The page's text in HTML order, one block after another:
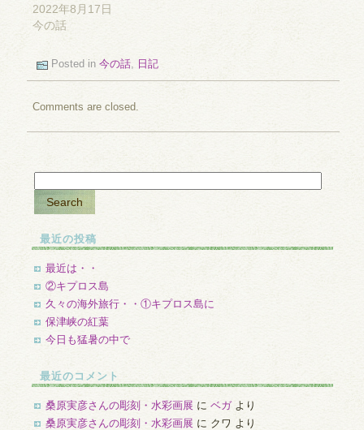
2022年8月17日
今の話
Posted in 今の話, 日記
Comments are closed.
最近の投稿
最近は・・
②キプロス島
久々の海外旅行・・①キプロス島に
保津峡の紅葉
今日も猛暑の中で
最近のコメント
桑原実彦さんの彫刻・水彩画展 に ベガより
桑原実彦さんの彫刻・水彩画展 に クワ より